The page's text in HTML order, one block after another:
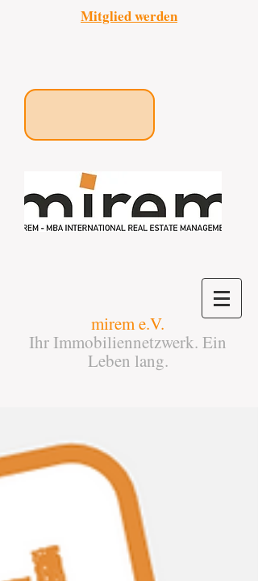
Mitglied werden
mirem e.V.
Ihr Immobiliennetzwerk. Ein
Leben lang.